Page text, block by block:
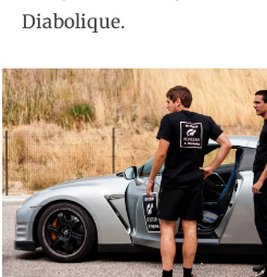
Diabolique.